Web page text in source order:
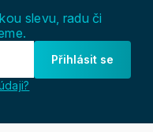
slevu, radu či
Přihlásit se